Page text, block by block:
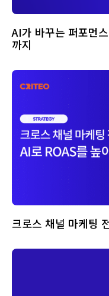
AI가 바꾸는 퍼포먼
까지
크로스 채널 마케팅